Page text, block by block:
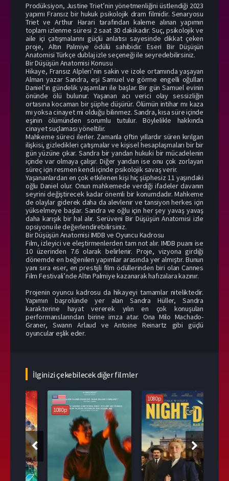
Prodüksiyon, Justine Triet’nin yönetmenliğini üstlendiği 2023
yapımı Fransız bir hukuk psikolojik dram filmidir. Senaryosu
Triet ve Arthur Harari tarafından kaleme alınan yapımın
toplam izlenme süresi 2 saat 30 dakikadır. Suç, psikolojik ve
aile içi çatışmalarını güçlü anlatısı sayesinde dikkat çeken
proje, Altın Palmiye ödülü sahibidir. Eseri Bir Düşüşün
Anatomisi Türkçe dublaj izle seçeneği ile seyredebilirsiniz.
Bir Düşüşün Anatomisi Konusu
Hikaye, Fransız Alpleri’nin sakin ve izole ortamında yaşayan
Alman yazar Sandra, eşi Samuel ve görme engelli oğulları
Daniel’in gündelik yaşamları ile başlar. Bir gün Samuel evinin
önünde ölü bulunur. Yaşanan acı verici olay sessizliğin
ortasına kocaman bir şüphe düşürür. Ölümün intihar mı kaza
mı yoksa cinayet mi olduğu bilinmez. Sandra, kısa süre içinde
eşinin ölümünden sorumlu tutulur. Böylelikle hakkında
cinayet suçlaması yöneltilir.
Mahkeme süreci ilerler. Zamanla çiftin yıllardır süren kırılgan
ilişkisi, gizledikleri çatışmalar ve kişisel hesaplaşmaları bir bir
gün yüzüne çıkar. Sandra bir yandan hukuki bir mücadelenin
içinde var olmaya çalışır. Diğer yandan ise onu çok zorlayan
süreç için resmen kendi içinde psikolojik savaş verir.
Yaşananlardan en çok etkilenen kişi hiç şüphesiz 11 yaşındaki
oğlu Daniel olur. Onun mahkemede verdiği ifadeler davanın
seyrini değiştirecek kadar önemli bir konumdadır. Mahkeme
de olaylar giderek daha da alevlenir ve tansiyon herkes için
yükselmeye başlar. Sandra ve oğlu için her şey yavaş yavaş
daha karışık bir hal alır. Serüveni Bir Düşüşün Anatomisi izle
opsiyonu ile değerlendirebilirsiniz.
Bir Düşüşün Anatomisi IMDB ve Oyuncu Kadrosu
Film, izleyici ve eleştirmenlerden tam not alır. IMDB puanı ise
10 üzerinden 7.6 olarak belirlenir. Proje, vizyona girdiği
dönemde en beğenilen yapımlar arasında yer almıştır. Bunun
yanı sıra eser, en prestijli film ödüllerinden biri olan Cannes
Film Festivali’nde Altın Palmiye kazanarak hafızalara kazınır.
Projenin oyuncu kadrosu da hikayeyi tamamlar niteliktedir.
Yapımın başrolünde yer alan Sandra Hüller, Sandra
karakterine hayat vererek yılın en çok konuşulan
performanslarından birine imza atar. Ona Milo Machado-
Graner, Swann Arlaud ve Antoine Reinartz gibi güçlü
oyuncular eşlik eder.
İlginizi çekebilecek diğer filmler
1080p